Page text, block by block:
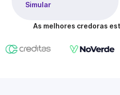
Simular
As melhores credoras